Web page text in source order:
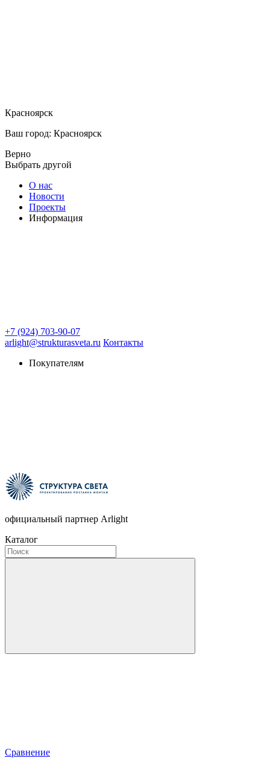
Красноярск
Ваш город: Красноярск
Верно
Выбрать другой
О нас
Новости
Проекты
Информация
+7 (924) 703-90-07
arlight@strukturasveta.ru Контакты
Покупателям
официальный партнер Arlight
Каталог
Сравнение